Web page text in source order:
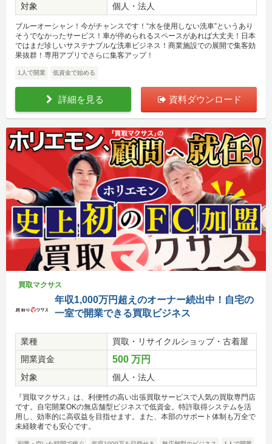
対象 個人・法人
ブルーオーシャン！今がチャンスです！“水を使用しない洗車”というあり
そうでなかったサービス！車が停められるスペースがあれば大丈夫！日本
ではまだ珍しいサステナブルな洗車ビジネス！商業施設での展開で集客効
果抜群！専用アプリでさらに集客アップ！
1人で開業 低資金で始める
詳細を見る 資料ダウンロード
買取マクサス
年収1,000万円超えのオーナー続出中！自宅の
一室で開業できる買取ビジネス
業種
買取・リサイクルショップ・古着屋
開業資金
500 万円
対象 個人・法人
『買取マクサス』は、利便性の高い出張買取サービスで人気の買取専門店
です。自宅開業OKの無店舗型ビジネスで低資金。特許取得システムを活
用し、効率的に高収益を目指せます。また、本部のサポート体制も万全で
未経験者でも安心です。